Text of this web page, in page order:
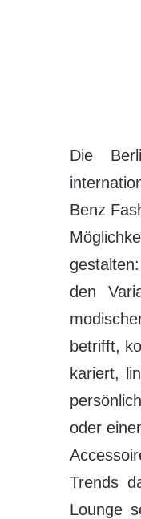
Die
Benz
den
betrifft,
kariert,
oder
Trends
Lounge